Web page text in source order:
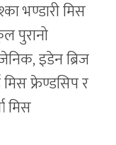
भण्डारी मिस
पुरानो
इडेन ब्रिज
फ्रेण्डसिप र
मिस